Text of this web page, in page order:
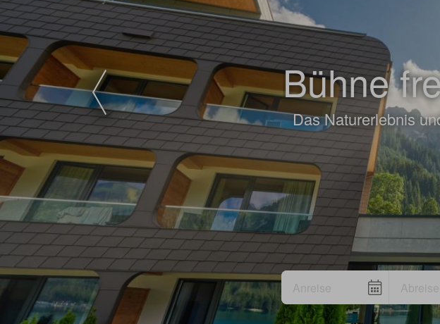
Bühne
Das Naturerlebnis